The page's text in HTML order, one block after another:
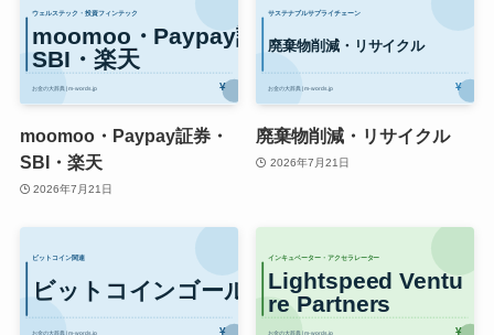
moomoo・Paypay証券・
SBI・楽天
2026年7月21日
廃棄物削減・リサイクル
2026年7月21日